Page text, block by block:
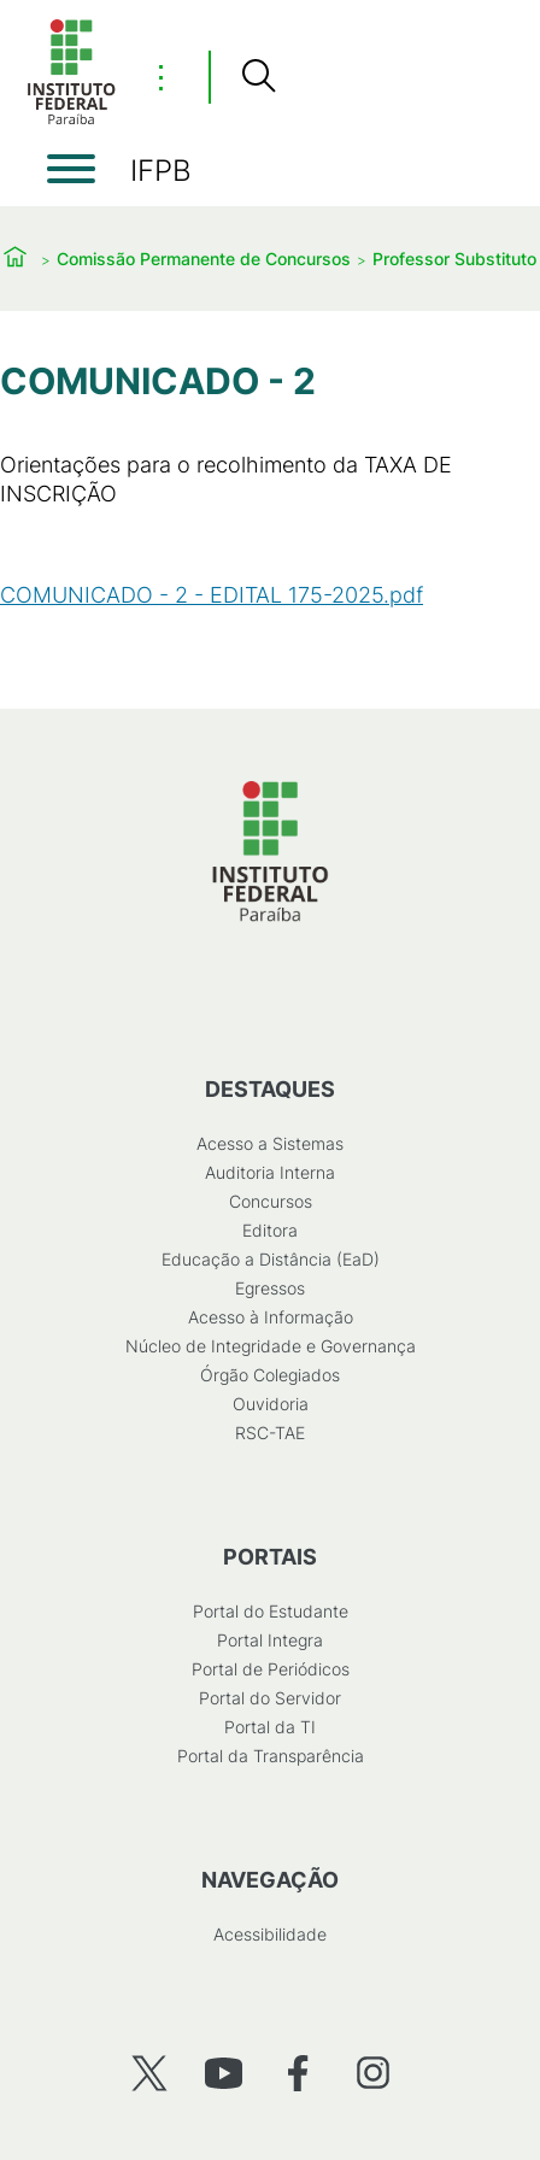
⋮
IFPB
Comissão Permanente de Concursos Professor Substituto
COMUNICADO - 2
Orientações para o recolhimento da TAXA DE
INSCRIÇÃO
COMUNICADO - 2 - EDITAL 175-2025.pdf
DESTAQUES
Acesso a Sistemas
Auditoria Interna
Concursos
Editora
Educação a Distância (EaD)
Egressos
Acesso à Informação
Núcleo de Integridade e Governança
Órgão Colegiados
Ouvidoria
RSC-TAE
PORTAIS
Portal do Estudante
Portal Integra
Portal de Periódicos
Portal do Servidor
Portal da TI
Portal da Transparência
NAVEGAÇÃO
Acessibilidade